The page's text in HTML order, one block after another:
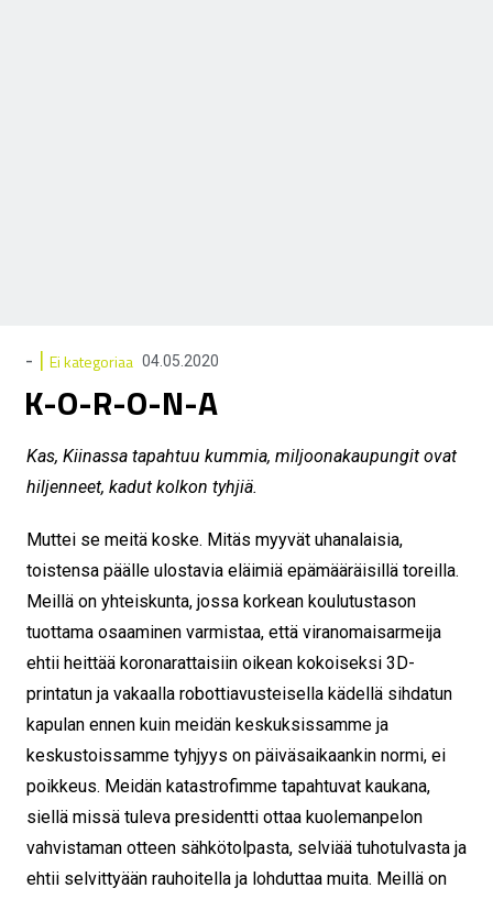
- | Ei kategoriaa 04.05.2020
K-O-R-O-N-A
Kas, Kiinassa tapahtuu kummia, miljoonakaupungit ovat
hiljenneet, kadut kolkon tyhjiä.
Muttei se meitä koske. Mitäs myyvät uhanalaisia,
toistensa päälle ulostavia eläimiä epämääräisillä toreilla.
Meillä on yhteiskunta, jossa korkean koulutustason
tuottama osaaminen varmistaa, että viranomaisarmeija
ehtii heittää koronarattaisiin oikean kokoiseksi 3D-
printatun ja vakaalla robottiavusteisella kädellä sihdatun
kapulan ennen kuin meidän keskuksissamme ja
keskustoissamme tyhjyys on päiväsaikaankin normi, ei
poikkeus. Meidän katastrofimme tapahtuvat kaukana,
siellä missä tuleva presidentti ottaa kuolemanpelon
vahvistaman otteen sähkötolpasta, selviää tuhotulvasta ja
ehtii selvittyään rauhoitella ja lohduttaa muita. Meillä on